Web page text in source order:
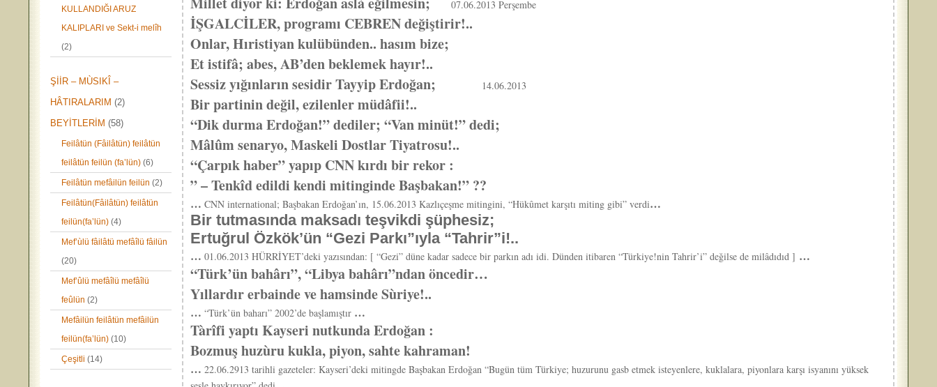
KULLANDIĞI ARUZ
KALIPLARI ve Sekt-i melîh
(2)
ŞİİR – MÙSIKÎ –
HÂTIRALARIM (2)
BEYİTLERİM (58)
Feilâtün (Fâilâtün) feilâtün
feilâtün feilün (fa’lün) (6)
Feilâtün mefâilün feilün (2)
Feilâtün(Fâilâtün) feilâtün
feilün(fa’lün) (4)
Mef’ùlü fâilâtü mefâîlü fâilün
(20)
Mef’ûlü mefâîlü mefâîlü
feûlün (2)
Mefâilün feilâtün mefâilün
feilün(fa’lün) (10)
Çeşitli (14)
07.06.2013 Perşembe
İŞGALCİLER, programı CEBREN değiştirir!..
Onlar, Hıristiyan kulübünden.. hasım bize;
Et istifâ; abes, AB’den beklemek hayır!..
Sessiz yığınların sesidir Tayyip Erdoğan;
14.06.2013
Bir partinin değil, ezilenler müdâfii!..
“Dik durma Erdoğan!” dediler; “Van minüt!” dedi;
Mâlûm senaryo, Maskeli Dostlar Tiyatrosu!..
“Çarpık haber” yapıp CNN kırdı bir rekor :
” – Tenkîd edildi kendi mitinginde Başbakan!” ??
…CNN international; Başbakan Erdoğan’ın, 15.06.2013 Kazlıçeşme mitingini, “Hükûmet karşıtı miting gibi” verdi…
Bir tutmasında maksadı teşvikdi şüphesiz;
Ertuğrul Özkök’ün “Gezi Parkı”ıyla “Tahrir”i!..
…01.06.2013 HÜRRİYET’deki yazısından: [ “Gezi” düne kadar sadece bir parkın adı idi. Dünden itibaren “Türkiye!nin Tahrir’i” değilse de milâdıdıd ] …
“Türk’ün bahârı”, “Libya bahârı”ndan öncedir…
Yıllardır erbainde ve hamsinde Sùriye!..
…“Türk’ün baharı” 2002’de başlamıştır …
Tàrîfi yaptı Kayseri nutkunda Erdoğan :
Bozmuş huzùru kukla, piyon, sahte kahraman!
…22.06.2913 tarihli gazeteler: Kayseri’deki mitingde Başbakan Erdoğan “Bugün tüm Türkiye; huzurunu gasb etmek isteyenlere, kuklalara, piyonlara karşı isyanını yüksek